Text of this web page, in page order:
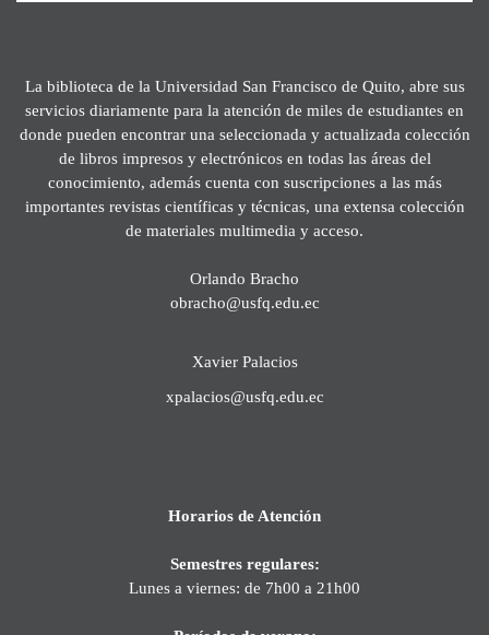
La biblioteca de la Universidad San Francisco de Quito, abre sus
servicios diariamente para la atención de miles de estudiantes en
donde pueden encontrar una seleccionada y actualizada colección
de libros impresos y electrónicos en todas las áreas del
conocimiento, además cuenta con suscripciones a las más
importantes revistas científicas y técnicas, una extensa colección
de materiales multimedia y acceso.
Orlando Bracho
obracho@usfq.edu.ec
Xavier Palacios
xpalacios@usfq.edu.ec
Horarios de Atención
Semestres regulares:
Lunes a viernes: de 7h00 a 21h00